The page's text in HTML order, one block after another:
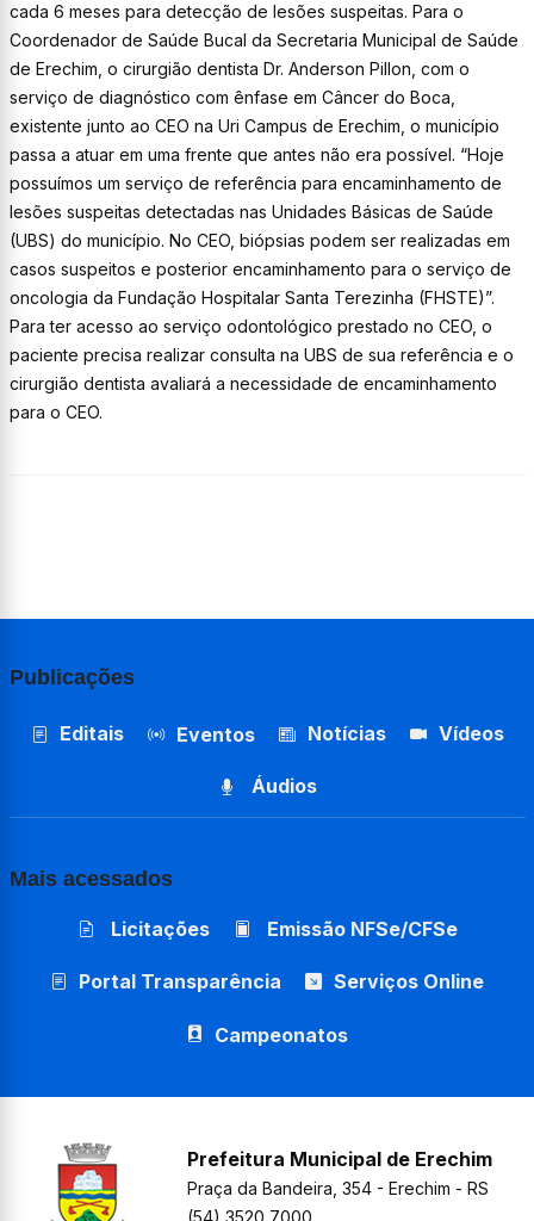
cada 6 meses para detecção de lesões suspeitas. Para o
Coordenador de Saúde Bucal da Secretaria Municipal de Saúde
de Erechim, o cirurgião dentista Dr. Anderson Pillon, com o
serviço de diagnóstico com ênfase em Câncer do Boca,
existente junto ao CEO na Uri Campus de Erechim, o município
passa a atuar em uma frente que antes não era possível. “Hoje
possuímos um serviço de referência para encaminhamento de
lesões suspeitas detectadas nas Unidades Básicas de Saúde
(UBS) do município. No CEO, biópsias podem ser realizadas em
casos suspeitos e posterior encaminhamento para o serviço de
oncologia da Fundação Hospitalar Santa Terezinha (FHSTE)”.
Para ter acesso ao serviço odontológico prestado no CEO, o
paciente precisa realizar consulta na UBS de sua referência e o
cirurgião dentista avaliará a necessidade de encaminhamento
para o CEO.
Publicações
Editais Eventos Notícias Vídeos
Áudios
Mais acessados
Licitações Emissão NFSe/CFSe
Portal Transparência Serviços Online
Campeonatos
Prefeitura Municipal de Erechim
Praça da Bandeira, 354 - Erechim - RS
(54) 3520 7000